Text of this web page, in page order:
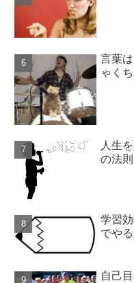
言葉
ゃく
人生
の法
学習
でや
自己